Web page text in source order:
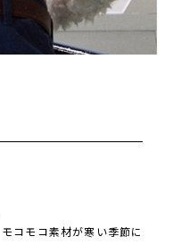
コモコ素材が寒い季節に